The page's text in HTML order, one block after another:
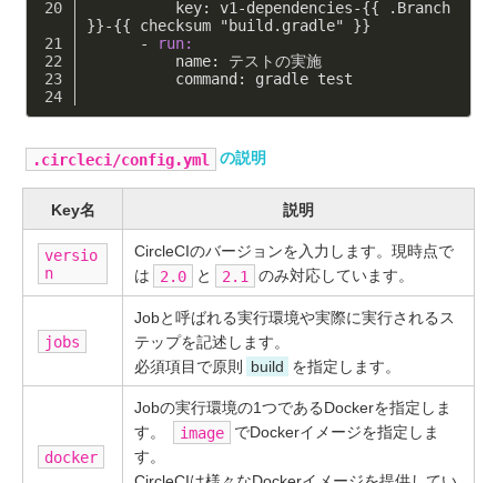
}}-{{ checksum "build.gradle" }}
      -
run:
          name: テストの実施
          command: gradle test
.circleci/config.yml の説明
Key名 説明
versio
n
CircleCIのバージョンを入力します。現時点で
は
2.0 と 2.1 のみ対応しています。
jobs
Jobと呼ばれる実行環境や実際に実行されるス
テップを記述します。
必須項目で原則
build を指定します。
docker
Jobの実行環境の1つであるDockerを指定しま
す。
image
でDockerイメージを指定しま
す。